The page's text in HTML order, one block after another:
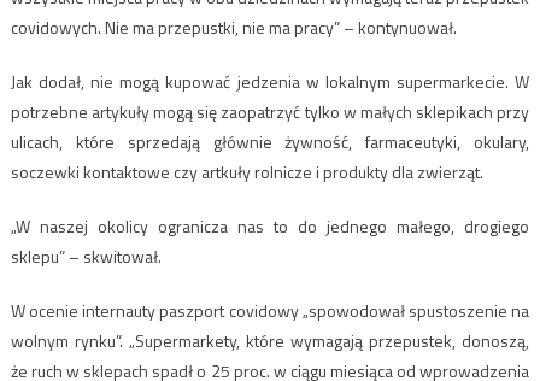
covidowych. Nie ma przepustki, nie ma pracy” – kontynuował.
Jak dodał, nie mogą kupować jedzenia w lokalnym supermarkecie. W
potrzebne artykuły mogą się zaopatrzyć tylko w małych sklepikach przy
ulicach, które sprzedają głównie żywność, farmaceutyki, okulary,
soczewki kontaktowe czy artkuły rolnicze i produkty dla zwierząt.
„W naszej okolicy ogranicza nas to do jednego małego, drogiego
sklepu” – skwitował.
W ocenie internauty paszport covidowy „spowodował spustoszenie na
wolnym rynku”. „Supermarkety, które wymagają przepustek, donoszą,
że ruch w sklepach spadł o 25 proc. w ciągu miesiąca od wprowadzenia